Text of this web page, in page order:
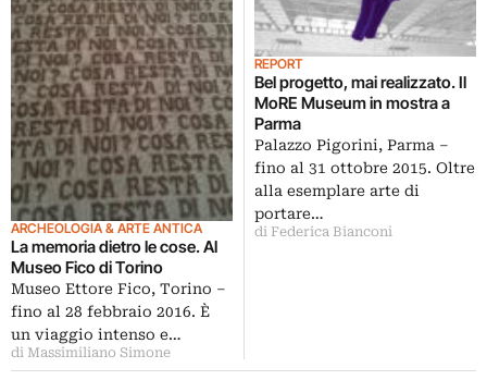
ARCHEOLOGIA & ARTE ANTICA
La memoria dietro le cose. Al
Museo Fico di Torino
Museo Ettore Fico, Torino –
fino al 28 febbraio 2016. È
un viaggio intenso e…
di Massimiliano Simone
REPORT
Bel progetto, mai realizzato. Il
MoRE Museum in mostra a
Parma
Palazzo Pigorini, Parma –
fino al 31 ottobre 2015. Oltre
alla esemplare arte di
portare…
di Federica Bianconi